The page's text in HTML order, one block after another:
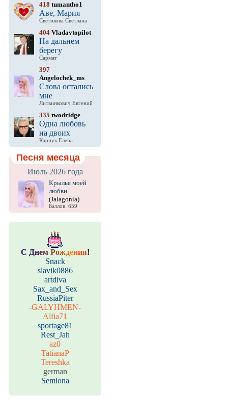
418 tumantho1
Аве, Мария
Светикова Светлана
404Vladavtopilot
На дальнем
берегу
Сармат
397
Angelochek_ms
Слова остались
мне
Литвинкович Евгений
335 twodridge
Одна любовь
на двоих
Карпук Елена
Песня месяца
Июль 2026 года
Крылья моей
любви
(Jalagonia)
Баллов: 659
С Днем Рождения!
Snack
slavik0886
artdiva
Sax_and_Sex
RussiaPiter
-GALYHMEN-
Alfia71
sportage81
Rest_Jah
az0
TatianaP
Tereshka
german
Semiona